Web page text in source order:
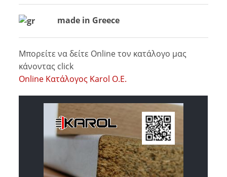
made in Greece
Μπορείτε να δείτε Online τον κατάλογο μας
κάνοντας click
Online Κατάλογος Karol O.E.